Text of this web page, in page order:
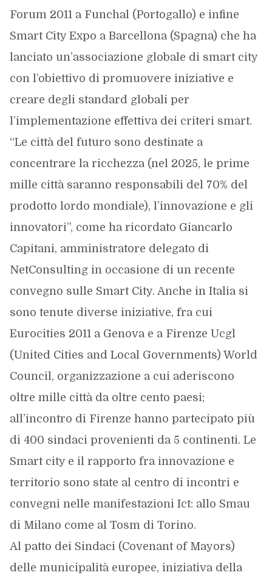
Forum 2011 a Funchal (Portogallo) e infine
Smart City Expo a Barcellona (Spagna) che ha
lanciato un’associazione globale di smart city
con l’obiettivo di promuovere iniziative e
creare degli standard globali per
l’implementazione effettiva dei criteri smart.
“Le città del futuro sono destinate a
concentrare la ricchezza (nel 2025, le prime
mille città saranno responsabili del 70% del
prodotto lordo mondiale), l’innovazione e gli
innovatori”, come ha ricordato Giancarlo
Capitani, amministratore delegato di
NetConsulting in occasione di un recente
convegno sulle Smart City. Anche in Italia si
sono tenute diverse iniziative, fra cui
Eurocities 2011 a Genova e a Firenze Ucgl
(United Cities and Local Governments) World
Council, organizzazione a cui aderiscono
oltre mille città da oltre cento paesi;
all’incontro di Firenze hanno partecipato più
di 400 sindaci provenienti da 5 continenti. Le
Smart city e il rapporto fra innovazione e
territorio sono state al centro di incontri e
convegni nelle manifestazioni Ict: allo Smau
di Milano come al Tosm di Torino.
Al patto dei Sindaci (Covenant of Mayors)
delle municipalità europee, iniziativa della